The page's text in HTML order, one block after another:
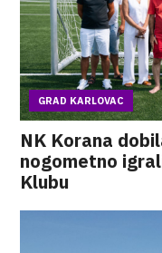
GRAD KARLOVAC
NK Korana
nogometno
Klubu